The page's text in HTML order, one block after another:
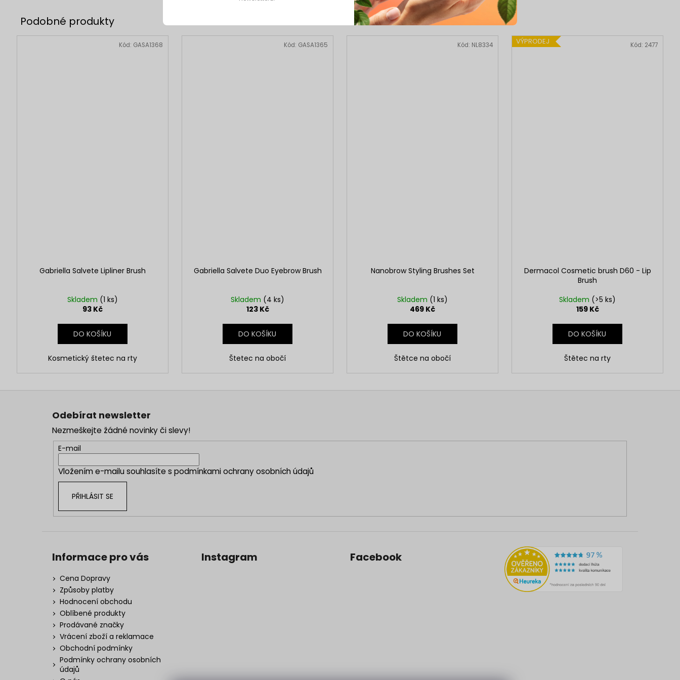
Gabriella Salvete Lipliner Brush
Skladem (1 ks)
93 Kč
DO KOŠÍKU
Kosmetický štetec na rty
Kód: GASA1368
Gabriella Salvete Duo Eyebrow Brush
Skladem (4 ks)
123 Kč
DO KOŠÍKU
Štetec na obočí
Kód: GASA1365
Nanobrow Styling Brushes Set
Skladem (1 ks)
469 Kč
DO KOŠÍKU
Štětce na obočí
Kód: NL8334 VÝPRODEJ
Dermacol Cosmetic brush D60 - Lip
Brush
Skladem (>5 ks)
159 Kč
DO KOŠÍKU
Štětec na rty
Kód: 2477
Odebírat newsletter
Nezmeškejte žádné novinky či slevy!
E-mail
Vložením e-mailu souhlasíte s podmínkami ochrany osobních údajů
PŘIHLÁSIT SE
Informace pro vás
Cena Dopravy
Způsoby platby
Hodnocení obchodu
Oblíbené produkty
Prodávané značky
Vrácení zboží a reklamace
Obchodní podmínky
Podmínky ochrany osobních
údajů
Instagram Facebook